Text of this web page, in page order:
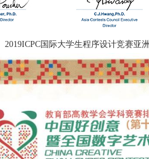
2019ICPC国际大学生程序设计竞赛亚